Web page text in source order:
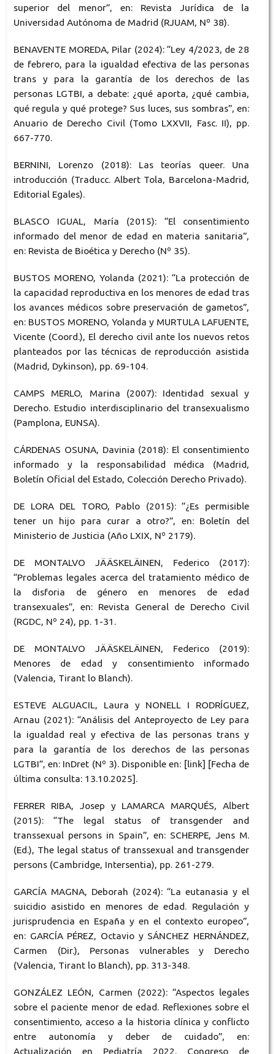
superior del menor”, en: Revista Jurídica de la
Universidad Autónoma de Madrid (RJUAM, Nº 38).
BENAVENTE MOREDA, Pilar (2024): “Ley 4/2023, de 28
de febrero, para la igualdad efectiva de las personas
trans y para la garantía de los derechos de las
personas LGTBI, a debate: ¿qué aporta, ¿qué cambia,
qué regula y qué protege? Sus luces, sus sombras”, en:
Anuario de Derecho Civil (Tomo LXXVII, Fasc. II), pp.
667-770.
BERNINI, Lorenzo (2018): Las teorías queer. Una
introducción (Traducc. Albert Tola, Barcelona-Madrid,
Editorial Egales).
BLASCO IGUAL, María (2015): “El consentimiento
informado del menor de edad en materia sanitaria”,
en: Revista de Bioética y Derecho (Nº 35).
BUSTOS MORENO, Yolanda (2021): “La protección de
la capacidad reproductiva en los menores de edad tras
los avances médicos sobre preservación de gametos”,
en: BUSTOS MORENO, Yolanda y MURTULA LAFUENTE,
Vicente (Coord.), El derecho civil ante los nuevos retos
planteados por las técnicas de reproducción asistida
(Madrid, Dykinson), pp. 69-104.
CAMPS MERLO, Marina (2007): Identidad sexual y
Derecho. Estudio interdisciplinario del transexualismo
(Pamplona, EUNSA).
CÁRDENAS OSUNA, Davinia (2018): El consentimiento
informado y la responsabilidad médica (Madrid,
Boletín Oficial del Estado, Colección Derecho Privado).
DE LORA DEL TORO, Pablo (2015): “¿Es permisible
tener un hijo para curar a otro?”, en: Boletín del
Ministerio de Justicia (Año LXIX, Nº 2179).
DE MONTALVO JÄÄSKELÄINEN, Federico (2017):
“Problemas legales acerca del tratamiento médico de
la disforia de género en menores de edad
transexuales”, en: Revista General de Derecho Civil
(RGDC, Nº 24), pp. 1-31.
DE MONTALVO JÄÄSKELÄINEN, Federico (2019):
Menores de edad y consentimiento informado
(Valencia, Tirant lo Blanch).
ESTEVE ALGUACIL, Laura y NONELL I RODRÍGUEZ,
Arnau (2021): “Análisis del Anteproyecto de Ley para
la igualdad real y efectiva de las personas trans y
para la garantía de los derechos de las personas
LGTBI”, en: InDret (Nº 3). Disponible en: [link] [Fecha de
última consulta: 13.10.2025].
FERRER RIBA, Josep y LAMARCA MARQUÉS, Albert
(2015): “The legal status of transgender and
transsexual persons in Spain”, en: SCHERPE, Jens M.
(Ed.), The legal status of transsexual and transgender
persons (Cambridge, Intersentia), pp. 261-279.
GARCÍA MAGNA, Deborah (2024): “La eutanasia y el
suicidio asistido en menores de edad. Regulación y
jurisprudencia en España y en el contexto europeo”,
en: GARCÍA PÉREZ, Octavio y SÁNCHEZ HERNÁNDEZ,
Carmen (Dir.), Personas vulnerables y Derecho
(Valencia, Tirant lo Blanch), pp. 313-348.
GONZÁLEZ LEÓN, Carmen (2022): “Aspectos legales
sobre el paciente menor de edad. Reflexiones sobre el
consentimiento, acceso a la historia clínica y conflicto
entre autonomía y deber de cuidado”, en:
Actualización en Pediatría 2022. Congreso de